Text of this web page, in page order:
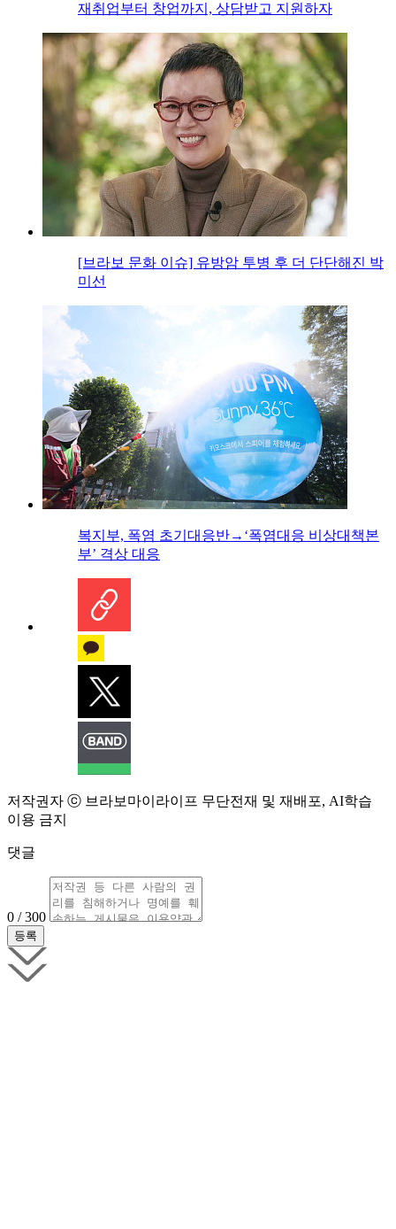
재취업부터 창업까지, 상담받고 지원하자
[브라보 문화 이슈] 유방암 투병 후 더 단단해진 박
미선
복지부, 폭염 초기대응반→‘폭염대응 비상대책본
부’ 격상 대응
저작권자 ⓒ 브라보마이라이프 무단전재 및 재배포, AI학습
이용 금지
댓글
0 / 300